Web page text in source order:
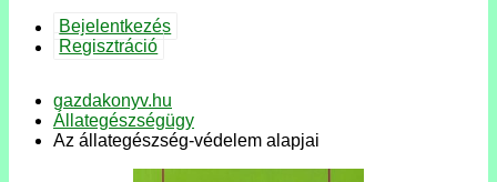
Bejelentkezés
Regisztráció
gazdakonyv.hu
Állategészségügy
Az állategészség-védelem alapjai